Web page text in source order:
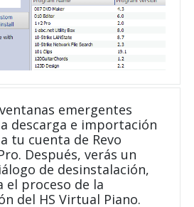
emergentes
descarga e importación
tu cuenta de Revo
Después, verás un
de desinstalación,
el proceso de la
del HS Virtual Piano.